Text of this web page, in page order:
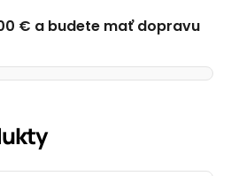
€ a budete mať dopravu